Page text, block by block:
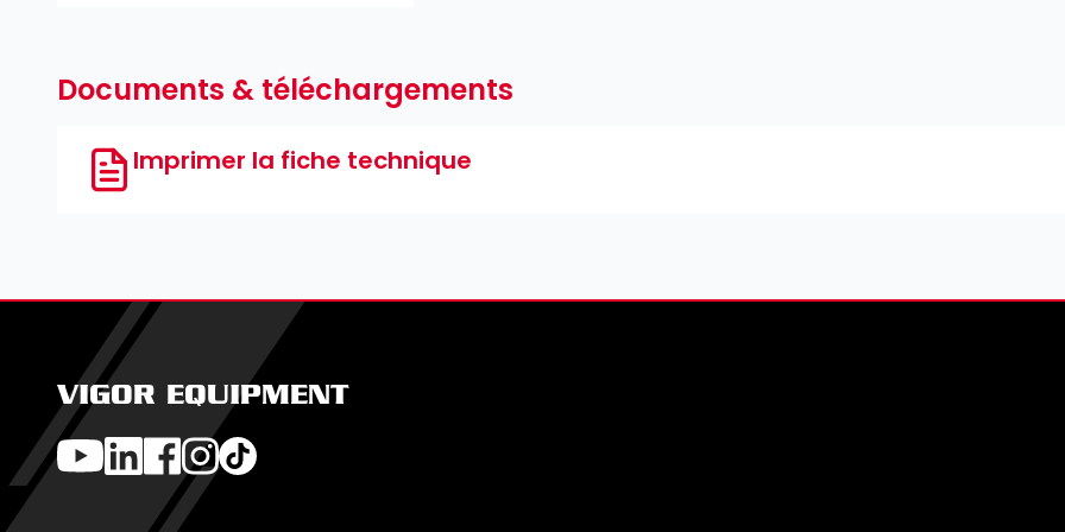
Documents & téléchargements
Imprimer la fiche technique
VIGOR EQUIPMENT